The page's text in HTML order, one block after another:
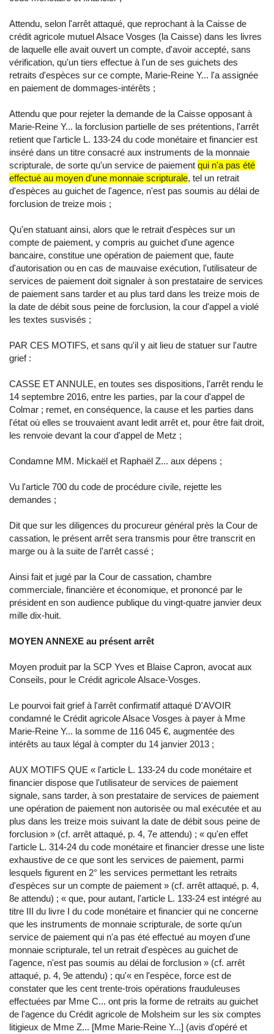
Attendu, selon l'arrêt attaqué, que reprochant à la Caisse de
crédit agricole mutuel Alsace Vosges (la Caisse) dans les livres
de laquelle elle avait ouvert un compte, d'avoir accepté, sans
vérification, qu'un tiers effectue à l'un de ses guichets des
retraits d'espèces sur ce compte, Marie-Reine Y... l'a assignée
en paiement de dommages-intérêts ;
Attendu que pour rejeter la demande de la Caisse opposant à
Marie-Reine Y... la forclusion partielle de ses prétentions, l'arrêt
retient que l'article L. 133-24 du code monétaire et financier est
inséré dans un titre consacré aux instruments de la monnaie
scripturale, de sorte qu'un service de paiement qui n'a pas été
effectué au moyen d'une monnaie scripturale, tel un retrait
d'espèces au guichet de l'agence, n'est pas soumis au délai de
forclusion de treize mois ;
Qu'en statuant ainsi, alors que le retrait d'espèces sur un
compte de paiement, y compris au guichet d'une agence
bancaire, constitue une opération de paiement que, faute
d'autorisation ou en cas de mauvaise exécution, l'utilisateur de
services de paiement doit signaler à son prestataire de services
de paiement sans tarder et au plus tard dans les treize mois de
la date de débit sous peine de forclusion, la cour d'appel a violé
les textes susvisés ;
PAR CES MOTIFS, et sans qu'il y ait lieu de statuer sur l'autre
grief :
CASSE ET ANNULE, en toutes ses dispositions, l'arrêt rendu le
14 septembre 2016, entre les parties, par la cour d'appel de
Colmar ; remet, en conséquence, la cause et les parties dans
l'état où elles se trouvaient avant ledit arrêt et, pour être fait droit,
les renvoie devant la cour d'appel de Metz ;
Condamne MM. Mickaël et Raphaël Z... aux dépens ;
Vu l'article 700 du code de procédure civile, rejette les
demandes ;
Dit que sur les diligences du procureur général près la Cour de
cassation, le présent arrêt sera transmis pour être transcrit en
marge ou à la suite de l'arrêt cassé ;
Ainsi fait et jugé par la Cour de cassation, chambre
commerciale, financière et économique, et prononcé par le
président en son audience publique du vingt-quatre janvier deux
mille dix-huit.
MOYEN ANNEXE au présent arrêt
Moyen produit par la SCP Yves et Blaise Capron, avocat aux
Conseils, pour le Crédit agricole Alsace-Vosges.
Le pourvoi fait grief à l'arrêt confirmatif attaqué D'AVOIR
condamné le Crédit agricole Alsace Vosges à payer à Mme
Marie-Reine Y... la somme de 116 045 €, augmentée des
intérêts au taux légal à compter du 14 janvier 2013 ;
AUX MOTIFS QUE « l'article L. 133-24 du code monétaire et
financier dispose que l'utilisateur de services de paiement
signale, sans tarder, à son prestataire de services de paiement
une opération de paiement non autorisée ou mal exécutée et au
plus dans les treize mois suivant la date de débit sous peine de
forclusion » (cf. arrêt attaqué, p. 4, 7e attendu) ; « qu'en effet
l'article L. 314-24 du code monétaire et financier dresse une liste
exhaustive de ce que sont les services de paiement, parmi
lesquels figurent en 2° les services permettant les retraits
d'espèces sur un compte de paiement » (cf. arrêt attaqué, p. 4,
8e attendu) ; « que, pour autant, l'article L. 133-24 est intégré au
titre III du livre I du code monétaire et financier qui ne concerne
que les instruments de monnaie scripturale, de sorte qu'un
service de paiement qui n'a pas été effectué au moyen d'une
monnaie scripturale, tel un retrait d'espèces au guichet de
l'agence, n'est pas soumis au délai de forclusion » (cf. arrêt
attaqué, p. 4, 9e attendu) ; qu'« en l'espèce, force est de
constater que les cent trente-trois opérations frauduleuses
effectuées par Mme C... ont pris la forme de retraits au guichet
de l'agence du Crédit agricole de Molsheim sur les six comptes
litigieux de Mme Z... [Mme Marie-Reine Y...] (avis d'opéré et